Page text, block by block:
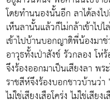
โดยทำนนองนั้นอีก ลาได้ลงไ
เห็นลานั้นแล้วก็ไม่กล้าเข้าไป
เข้าไปบ้านบอกญาติพี่น้องมา
อาวุธทั้งเป่าสังข์ รัวกลอง โห่
จึงร้องออกมาเป็นเสียงลา พ
ราชสีห์จึงร้องบอกชาวบ้านว่า
ไม่ใช่เสียงเสือโคร่ง ไม่ใช่เสีย